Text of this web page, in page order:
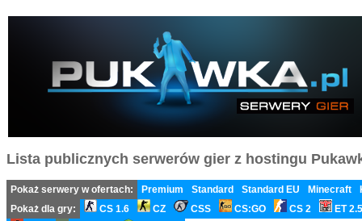
Lista publicznych serwerów gier z hostingu
Pokaż serwery w ofertach: Premium Standard Standard EU Minecraft
Pokaż dla gry:
CS 1.6 CZ CSS CS:GO CS 2
ET